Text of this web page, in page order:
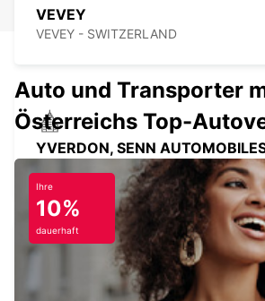
VEVEY
VEVEY - SWITZERLAND
YVERDON, SENN
YVERDON LES BAINS - SWITZERLAND
MONTREUX, HOTEL
Auto und Transporter
Österreichs Top-
Ihre
10%
dauerhaft